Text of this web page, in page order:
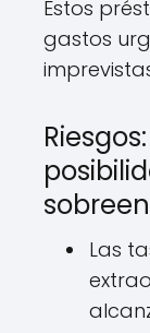
Estos
gastos
Las